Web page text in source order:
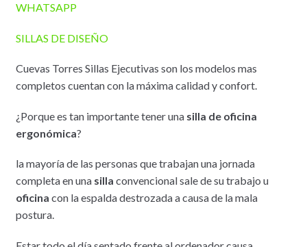
WHATSAPP
SILLAS DE DISEÑO
Cuevas Torres Sillas Ejecutivas son los modelos mas
completos cuentan con la máxima calidad y confort.
¿Porque es tan importante tener una silla de oficina
ergonómica?
la mayoría de las personas que trabajan una jornada
completa en una silla convencional sale de su trabajo u
oficina con la espalda destrozada a causa de la mala
postura.